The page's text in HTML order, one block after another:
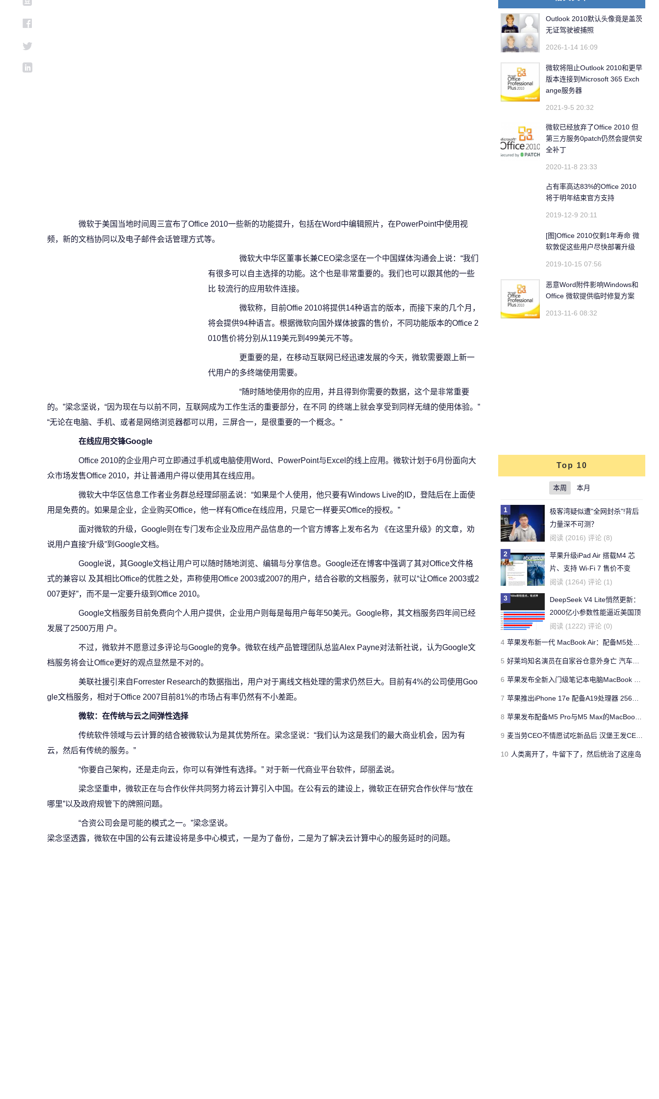
微软于美国当地时间周三宣布了Office 2010一些新的功能提升，包括在Word中编辑照片，在PowerPoint中使用视
频，新的文档协同以及电子邮件会话管理方式等。
微软大中华区董事长兼CEO梁念坚在一个中国媒体沟通会上说：“我们
有很多可以自主选择的功能。这个也是非常重要的。我们也可以跟其他的一些
比 较流行的应用软件连接。
微软称，目前Offie 2010将提供14种语言的版本，而接下来的几个月，
将会提供94种语言。根据微软向国外媒体披露的售价，不同功能版本的Office 2
010售价将分别从119美元到499美元不等。
更重要的是，在移动互联网已经迅速发展的今天，微软需要跟上新一
代用户的多终端使用需要。
“随时随地使用你的应用，并且得到你需要的数据，这个是非常重要
的。”梁念坚说，“因为现在与以前不同，互联网成为工作生活的重要部分，在不同 的终端上就会享受到同样无缝的使用体验。”
“无论在电脑、手机、或者是网络浏览器都可以用，三屏合一，是很重要的一个概念。”
在线应用交锋Google
Office 2010的企业用户可立即通过手机或电脑使用Word、PowerPoint与Excel的线上应用。微软计划于6月份面向大
众市场发售Office 2010，并让普通用户得以使用其在线应用。
微软大中华区信息工作者业务群总经理邱丽孟说：“如果是个人使用，他只要有Windows Live的ID，登陆后在上面使
用是免费的。如果是企业，企业购买Office，他一样有Office在线应用，只是它一样要买Office的授权。”
面对微软的升级，Google则在专门发布企业及应用产品信息的一个官方博客上发布名为 《在这里升级》的文章，劝
说用户直接“升级”到Google文档。
Google说，其Google文档让用户可以随时随地浏览、编辑与分享信息。Google还在博客中强调了其对Office文件格
式的兼容以 及其相比Office的优胜之处，声称使用Office 2003或2007的用户，结合谷歌的文档服务，就可以“让Office 2003或2
007更好”，而不是一定要升级到Office 2010。
Google文档服务目前免费向个人用户提供，企业用户则每是每用户每年50美元。Google称，其文档服务四年间已经
发展了2500万用 户。
不过，微软并不愿意过多评论与Google的竞争。微软在线产品管理团队总监Alex Payne对法新社说，认为Google文
档服务将会让Office更好的观点显然是不对的。
美联社援引来自Forrester Research的数据指出，用户对于离线文档处理的需求仍然巨大。目前有4%的公司使用Goo
gle文档服务，相对于Office 2007目前81%的市场占有率仍然有不小差距。
微软：在传统与云之间弹性选择
传统软件领域与云计算的结合被微软认为是其优势所在。梁念坚说：“我们认为这是我们的最大商业机会，因为有
云，然后有传统的服务。”
“你要自己架构，还是走向云，你可以有弹性有选择。” 对于新一代商业平台软件，邱丽孟说。
梁念坚重申，微软正在与合作伙伴共同努力将云计算引入中国。在公有云的建设上，微软正在研究合作伙伴与“放在
哪里”以及政府规管下的牌照问题。
“合资公司会是可能的模式之一。”梁念坚说。
梁念坚透露，微软在中国的公有云建设将是多中心模式，一是为了备份，二是为了解决云计算中心的服务延时的问题。
Outlook 2010默认头像竟是盖茨
无证驾驶被捕照
2026-1-14 16:09
微软将阻止Outlook 2010和更早
版本连接到Microsoft 365 Exch
ange服务器
2021-9-5 20:32
微软已经放弃了Office 2010 但
第三方服务0patch仍然会提供安
全补丁
2020-11-8 23:33
占有率高达83%的Office 2010
将于明年结束官方支持
2019-12-9 20:11
[图]Office 2010仅剩1年寿命 微
软敦促这些用户尽快部署升级
2019-10-15 07:56
恶意Word附件影响Windows和
Office 微软提供临时修复方案
2013-11-6 08:32
Top 10
本周 本月
1
极客湾疑似遭"全网封杀"!背后
力量深不可测？
阅读 (2016) 评论 (8)
2
苹果升级iPad Air 搭载M4 芯
片、支持 Wi‑Fi 7 售价不变
阅读 (1264) 评论 (1)
3
DeepSeek V4 Lite悄然更新：
2000亿小参数性能逼近美国顶
流
阅读 (1222) 评论 (0)
4 苹果发布新一代 MacBook Air：配备M5处理器 性能、存储与 AI 全面升级 ​
5 好莱坞知名演员在自家谷仓意外身亡 汽车搭电时突然自燃
6 苹果发布全新入门级笔记本电脑MacBook Neo 起售价599美元
7 苹果推出iPhone 17e 配备A19处理器 256GB容量起步 刘海屏依旧
8 苹果发布配备M5 Pro与M5 Max的MacBook Pro 本地AI能力再升级 ​
9 麦当劳CEO不情愿试吃新品后 汉堡王发CEO狠咬皇堡视频借势营销
10 人类离开了，牛留下了，然后统治了这座岛